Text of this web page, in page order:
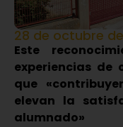
28 de octubre
Este
experiencias de
que
elevan la
alumnado»